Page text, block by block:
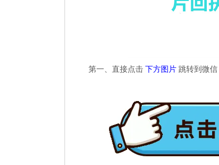
第一、直接点击 下方图片 跳转到微信